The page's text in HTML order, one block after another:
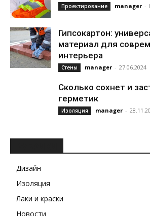
Проектирование manager -
Гипсокартон:
материал для
интерьера
Стены manager - 27.06.2024
Сколько сохнет и
герметик
Изоляция manager -
Дизайн
Изоляция
Лаки и краски
Новости